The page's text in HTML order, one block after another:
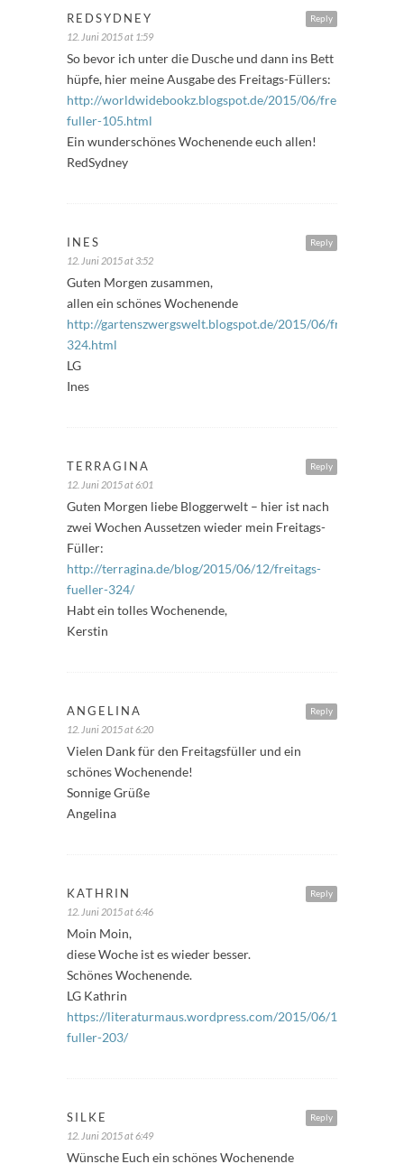
Reply
REDSYDNEY
12. Juni 2015 at 1:59
So bevor ich unter die Dusche und dann ins Bett
hüpfe, hier meine Ausgabe des Freitags-Füllers:
http://worldwidebookz.blogspot.de/2015/06/freitags-
fuller-105.html
Ein wunderschönes Wochenende euch allen!
RedSydney
Reply
INES
12. Juni 2015 at 3:52
Guten Morgen zusammen,
allen ein schönes Wochenende
http://gartenszwergswelt.blogspot.de/2015/06/
324.html
LG
Ines
Reply
TERRAGINA
12. Juni 2015 at 6:01
Guten Morgen liebe Bloggerwelt – hier ist nach
zwei Wochen Aussetzen wieder mein Freitags-
Füller:
http://terragina.de/blog/2015/06/12/freitags-
fueller-324/
Habt ein tolles Wochenende,
Kerstin
Reply
ANGELINA
12. Juni 2015 at 6:20
Vielen Dank für den Freitagsfüller und ein
schönes Wochenende!
Sonnige Grüße
Angelina
Reply
KATHRIN
12. Juni 2015 at 6:46
Moin Moin,
diese Woche ist es wieder besser.
Schönes Wochenende.
LG Kathrin
https://literaturmaus.wordpress.com/2015/06/12/freitags-
fuller-203/
Reply
SILKE
12. Juni 2015 at 6:49
Wünsche Euch ein schönes Wochenende